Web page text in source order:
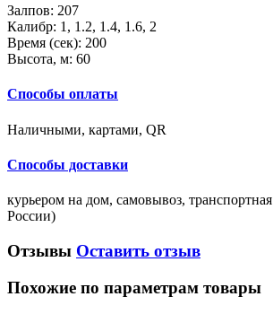
Залпов: 207
Калибр: 1, 1.2, 1.4, 1.6, 2
Время (сек): 200
Высота, м: 60
Способы оплаты
Наличными, картами, QR
Способы доставки
курьером на дом, самовывоз,
России)
Отзывы Оставить отзыв
Похожие по параметрам товары